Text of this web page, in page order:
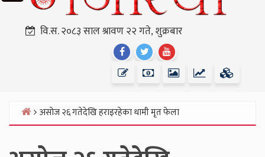
वि.स. २०८३ साल श्रावण २२ गते, शुक्रबार
Find
Us
Facebook
Find
Us
Twitter
Find
Us
Home
असोज २६ गतेदेखि हराइरहेका धामी मृत फेला